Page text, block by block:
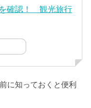
確認！ 観光旅行
に知っておくと便利